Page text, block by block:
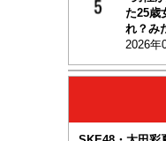
た25歳
れ？み
2026年